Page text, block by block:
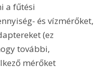
a fűtési
és vízmérőket,
(ez
további,
mérőket